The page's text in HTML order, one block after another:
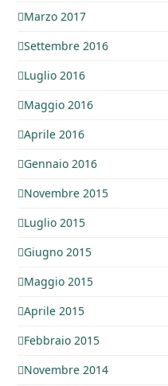
Marzo 2017
Settembre 2016
Luglio 2016
Maggio 2016
Aprile 2016
Gennaio 2016
Novembre 2015
Luglio 2015
Giugno 2015
Maggio 2015
Aprile 2015
Febbraio 2015
Novembre 2014